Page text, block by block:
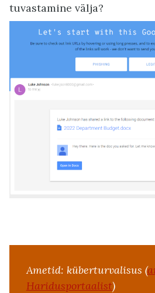
tuvastamine välja?
Ametid: küberturvalisus (
Haridusportaalist)